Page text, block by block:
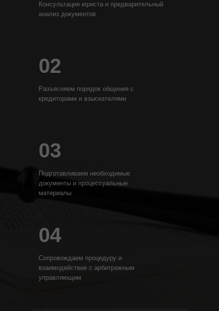
Консультация юриста и предварительный
анализ документов
02
Разъясняем порядок общения с
кредиторами и взыскателями
03
Подготавливаем необходимые
документы и процессуальные
материалы
04
Сопровождаем процедуру и
взаимодействие с арбитражным
управляющим